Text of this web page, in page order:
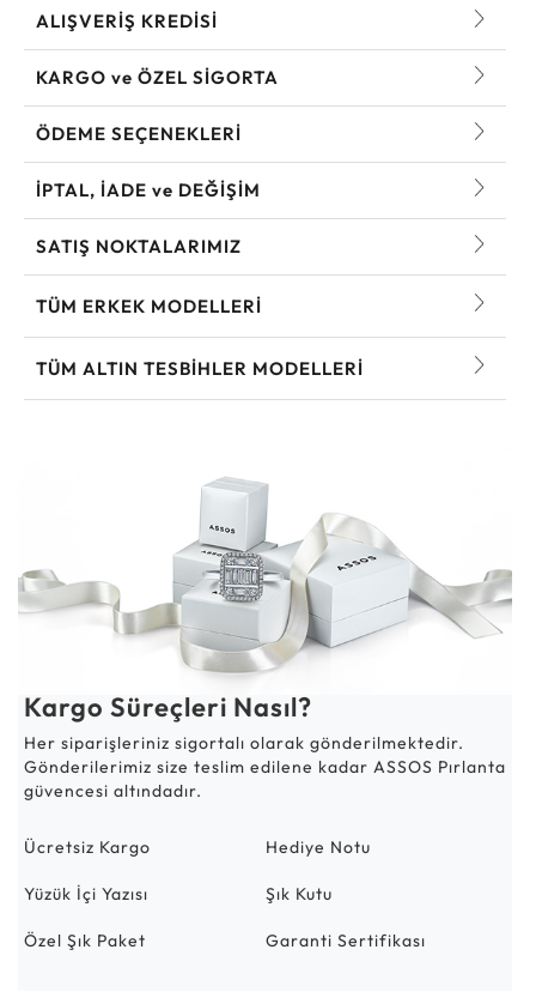
ALIŞVERİŞ KREDİSİ
KARGO ve ÖZEL SİGORTA
ÖDEME SEÇENEKLERİ
İPTAL, İADE ve DEĞİŞİM
SATIŞ NOKTALARIMIZ
TÜM ERKEK MODELLERI
TÜM ALTIN TESBIHLER MODELLERI
Kargo Süreçleri Nasıl?
Her siparişleriniz sigortalı olarak gönderilmektedir.
Gönderilerimiz size teslim edilene kadar ASSOS Pırlanta
güvencesi altındadır.
Ücretsiz Kargo Hediye Notu
Yüzük İçi Yazısı Şık Kutu
Özel Şık Paket Garanti Sertifikası